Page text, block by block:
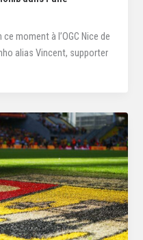
moment à l’OGC Nice de
alias Vincent, supporter